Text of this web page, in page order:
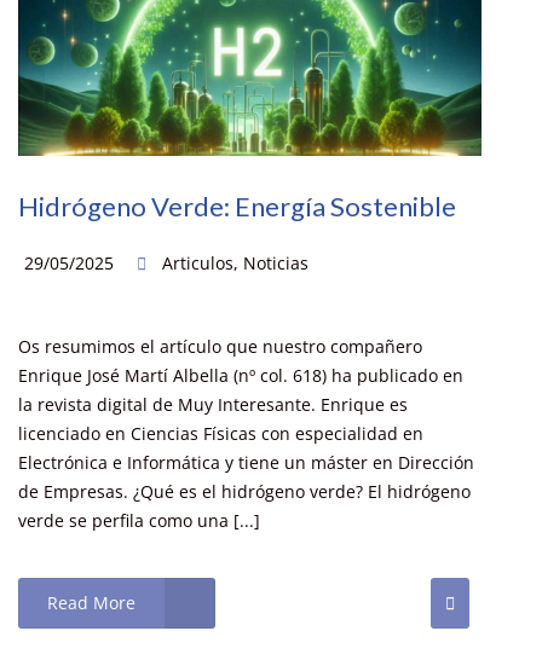
Hidrógeno Verde: Energía Sostenible
29/05/2025 Articulos, Noticias
Os resumimos el artículo que nuestro compañero
Enrique José Martí Albella (nº col. 618) ha publicado en
la revista digital de Muy Interesante. Enrique es
licenciado en Ciencias Físicas con especialidad en
Electrónica e Informática y tiene un máster en Dirección
de Empresas. ¿Qué es el hidrógeno verde? El hidrógeno
verde se perfila como una [...]
Read More